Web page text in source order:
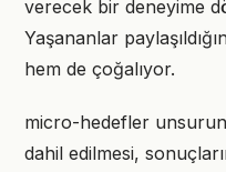
verecek bir deneyime
Yaşananlar
hem de çoğalıyor.
micro-hedefler
dahil edilmesi,